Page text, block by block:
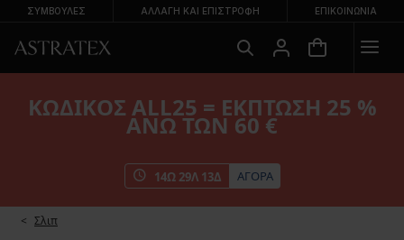
ΣΥΜΒΟΥΛΕΣ ΑΛΛΑΓΉ ΚΑΙ ΕΠΙΣΤΡΟΦΉ ΕΠΙΚΟΙΝΩΝΊΑ
ΚΩΔΙΚΟΣ ALL25 = ΕΚΠΤΩΣΗ 25 %
ΑΝΩ ΤΩΝ 60 €
14Ω 29Λ 13Δ ΑΓΟΡΑ
Σλιπ